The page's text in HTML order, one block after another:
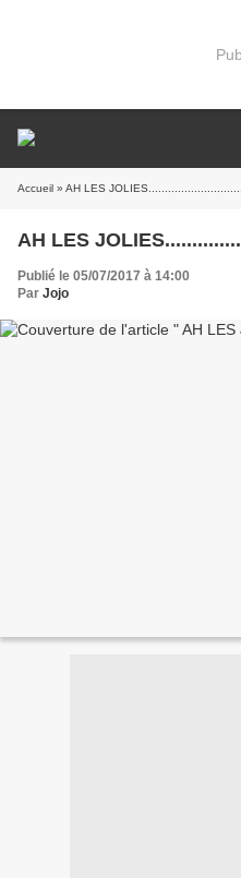
Accueil » AH LES
AH LES
Publié le 05/07/2017 à 14:00
Par Jojo